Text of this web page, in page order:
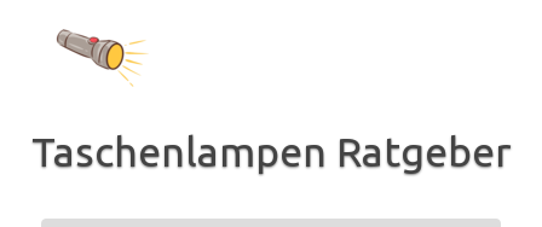
springen
Taschenlampen Ratgeber